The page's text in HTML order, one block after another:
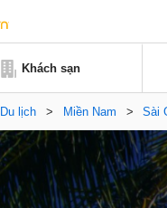
Khách sạn
Du lịch > Miền Nam > Sài